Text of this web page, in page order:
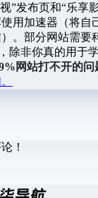
”发布页和“乐享
用加速器（将自
。部分网站需要
除非你真的用于
网站打不开的问
！